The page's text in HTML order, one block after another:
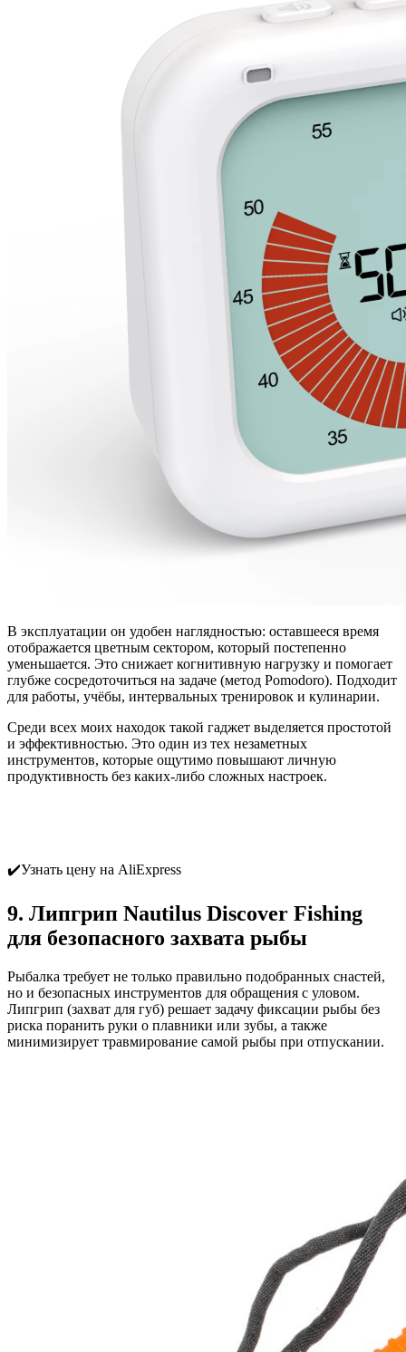
В эксплуатации он удобен наглядностью: оставшееся время
отображается цветным сектором, который постепенно
уменьшается. Это снижает когнитивную нагрузку и помогает
глубже сосредоточиться на задаче (метод Pomodoro). Подходит
для работы, учёбы, интервальных тренировок и кулинарии.
Среди всех моих находок такой гаджет выделяется простотой
и эффективностью. Это один из тех незаметных
инструментов, которые ощутимо повышают личную
продуктивность без каких-либо сложных настроек.
✔️Узнать цену на AliExpress
9. Липгрип Nautilus Discover Fishing
для безопасного захвата рыбы
Рыбалка требует не только правильно подобранных снастей,
но и безопасных инструментов для обращения с уловом.
Липгрип (захват для губ) решает задачу фиксации рыбы без
риска поранить руки о плавники или зубы, а также
минимизирует травмирование самой рыбы при отпускании.